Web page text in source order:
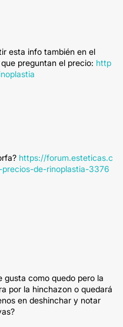
esta info también en el
preguntan el precio: http
https://forum.esteticas.c
de-rinoplastia-3376
gusta como quedo pero la
por la hinchazon o quedará
en deshinchar y notar